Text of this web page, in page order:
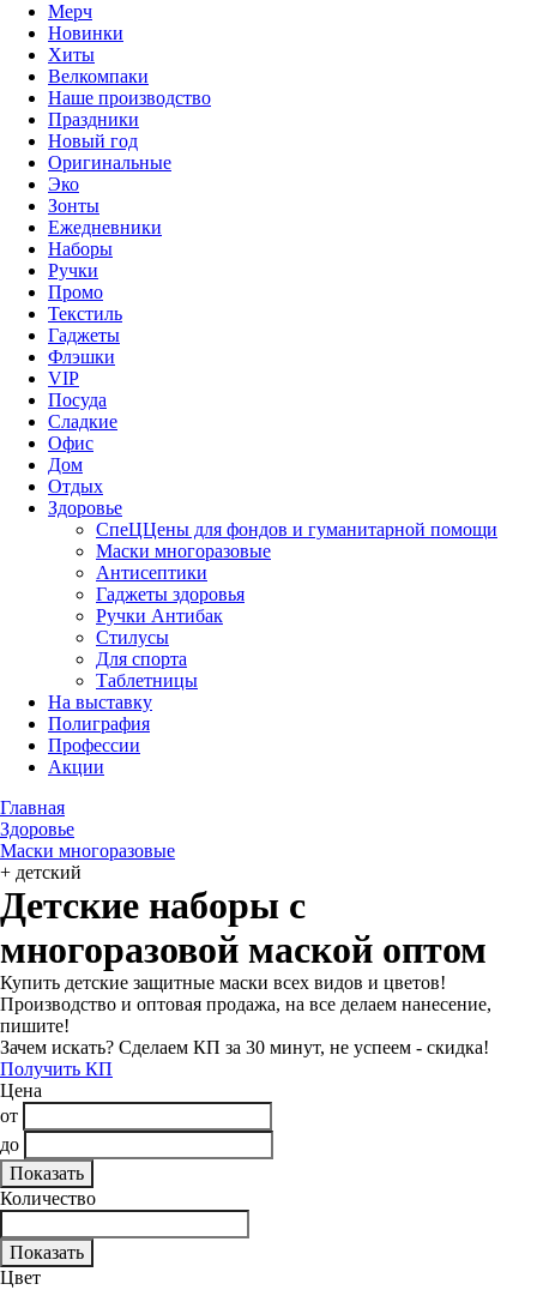
Мерч
Новинки
Хиты
Велкомпаки
Наше производство
Праздники
Новый год
Оригинальные
Эко
Зонты
Ежедневники
Наборы
Ручки
Промо
Текстиль
Гаджеты
Флэшки
VIP
Посуда
Сладкие
Офис
Дом
Отдых
Здоровье
СпеЦЦены для фондов и гуманитарной помощи
Маски многоразовые
Антисептики
Гаджеты здоровья
Ручки Антибак
Стилусы
Для спорта
Таблетницы
На выставку
Полиграфия
Профессии
Акции
Главная
Здоровье
Маски многоразовые
+ детский
Детские наборы с
многоразовой маской оптом
Купить детские защитные маски всех видов и цветов!
Производство и оптовая продажа, на все делаем нанесение,
пишите!
Зачем искать? Сделаем КП за 30 минут, не успеем - скидка!
Получить КП
Цена
от
до
Количество
Цвет